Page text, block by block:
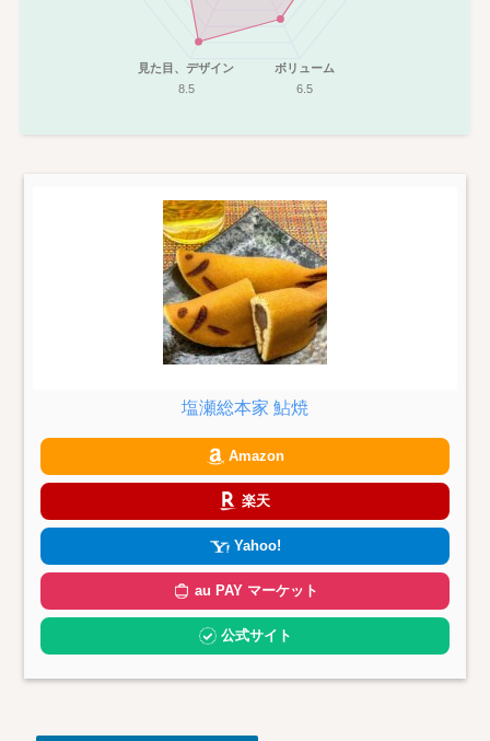
ボリューム
6.5
見た目、デザイン
8.5
塩瀬総本家 鮎焼
Amazon
楽天
Yahoo!
au PAY マーケット
公式サイト